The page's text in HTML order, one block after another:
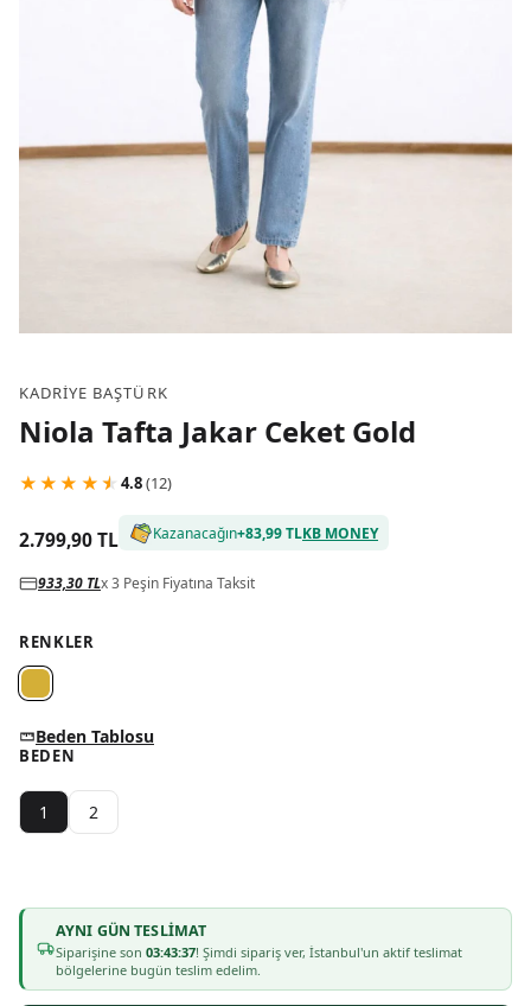
KADRIYE BAŞTÜRK
Niola Tafta Jakar Ceket Gold
★ ★ ★ ★ ★4.8(12)
2.799,90 TL Kazanacağın+83,99 TLKB MONEY
933,30 TLx 3 Peşin Fiyatına Taksit
RENKLER
Beden Tablosu
BEDEN
1 2
AYNI GÜN TESLIMAT
Siparişine son 03:43:37! Şimdi sipariş ver, İstanbul'un aktif teslimat
bölgelerine bugün teslim edelim.